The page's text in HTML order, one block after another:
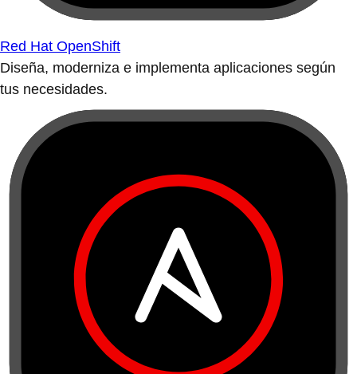
Red Hat OpenShift
Diseña, moderniza e implementa aplicaciones según
tus necesidades.